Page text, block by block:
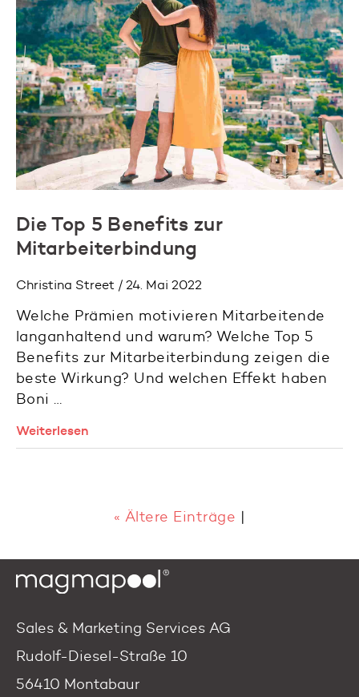
Die Top 5 Benefits zur
Mitarbeiterbindung
Christina Street / 24. Mai 2022
Welche Prämien motivieren Mitarbeitende
langanhaltend und warum? Welche Top 5
Benefits zur Mitarbeiterbindung zeigen die
beste Wirkung? Und welchen Effekt haben
Boni …
Weiterlesen
« Ältere Einträge |
Sales & Marketing Services AG
Rudolf-Diesel-Straße 10
56410 Montabaur